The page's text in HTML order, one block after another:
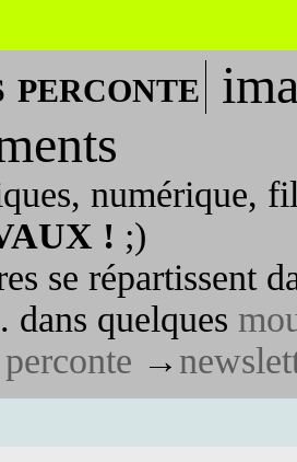
perconte
numérique,
! ;)
se répartissent
dans quelques
→